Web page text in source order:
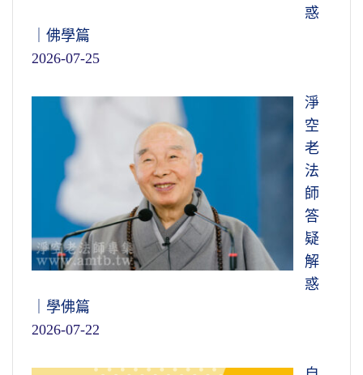
惑
｜佛學篇
2026-07-25
淨
空
老
法
師
答
疑
解
惑
｜學佛篇
2026-07-22